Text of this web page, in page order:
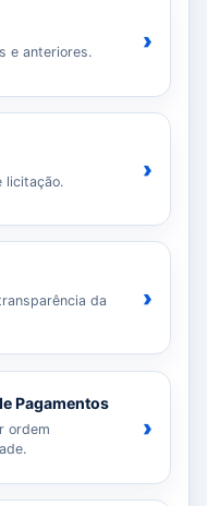
e anteriores. ›
licitação. ›
da
›
Pagamentos
ordem
›